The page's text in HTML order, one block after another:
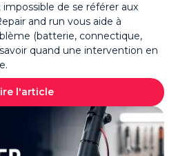
de se référer aux
and run vous aide à
(batterie, connectique,
quand une intervention en
l'article